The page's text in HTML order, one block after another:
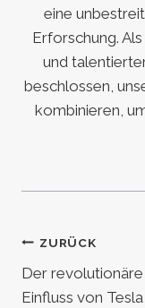
eine
Erforschung.
und
beschlossen,
kombinieren,
ZURÜCK
Der revolutionäre
Einfluss von